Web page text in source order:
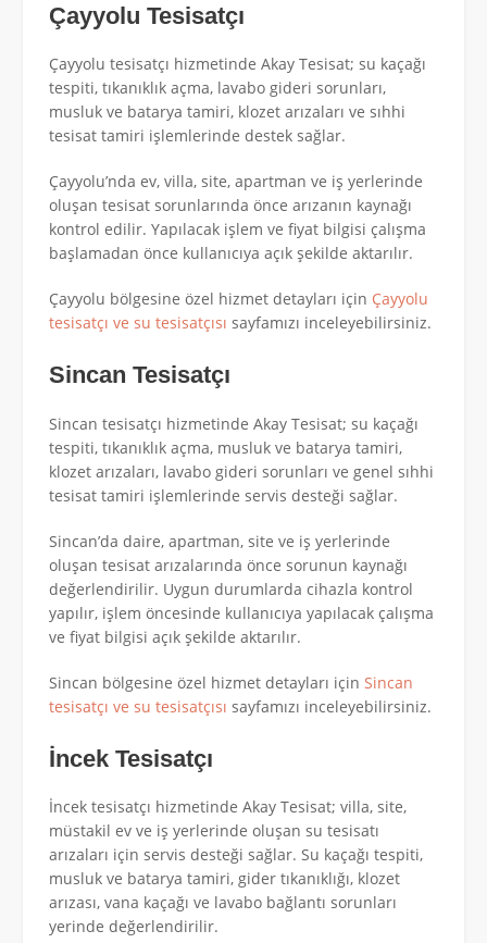
Çayyolu Tesisatçı
Çayyolu tesisatçı hizmetinde Akay Tesisat; su kaçağı
tespiti, tıkanıklık açma, lavabo gideri sorunları,
musluk ve batarya tamiri, klozet arızaları ve sıhhi
tesisat tamiri işlemlerinde destek sağlar.
Çayyolu’nda ev, villa, site, apartman ve iş yerlerinde
oluşan tesisat sorunlarında önce arızanın kaynağı
kontrol edilir. Yapılacak işlem ve fiyat bilgisi çalışma
başlamadan önce kullanıcıya açık şekilde aktarılır.
Çayyolu bölgesine özel hizmet detayları için Çayyolu
tesisatçı ve su tesisatçısı sayfamızı inceleyebilirsiniz.
Sincan Tesisatçı
Sincan tesisatçı hizmetinde Akay Tesisat; su kaçağı
tespiti, tıkanıklık açma, musluk ve batarya tamiri,
klozet arızaları, lavabo gideri sorunları ve genel sıhhi
tesisat tamiri işlemlerinde servis desteği sağlar.
Sincan’da daire, apartman, site ve iş yerlerinde
oluşan tesisat arızalarında önce sorunun kaynağı
değerlendirilir. Uygun durumlarda cihazla kontrol
yapılır, işlem öncesinde kullanıcıya yapılacak çalışma
ve fiyat bilgisi açık şekilde aktarılır.
Sincan bölgesine özel hizmet detayları için Sincan
tesisatçı ve su tesisatçısı sayfamızı inceleyebilirsiniz.
İncek Tesisatçı
İncek tesisatçı hizmetinde Akay Tesisat; villa, site,
müstakil ev ve iş yerlerinde oluşan su tesisatı
arızaları için servis desteği sağlar. Su kaçağı tespiti,
musluk ve batarya tamiri, gider tıkanıklığı, klozet
arızası, vana kaçağı ve lavabo bağlantı sorunları
yerinde değerlendirilir.